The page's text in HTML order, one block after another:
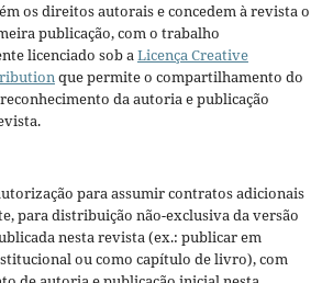
os direitos autorais e concedem à revista o
publicação, com o trabalho
licenciado sob aLicença Creative
que permite o compartilhamento do
da autoria e publicação
para assumir contratos adicionais
para distribuição não-exclusiva da versão
nesta revista (ex.: publicar em
ou como capítulo de livro), com